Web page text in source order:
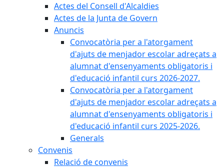
Actes del Consell d'Alcaldies
Actes de la Junta de Govern
Anuncis
Convocatòria per a l'atorgament
d'ajuts de menjador escolar adreçats a
alumnat d'ensenyaments obligatoris i
d'educació infantil curs 2026-2027.
Convocatòria per a l'atorgament
d'ajuts de menjador escolar adreçats a
alumnat d'ensenyaments obligatoris i
d'educació infantil curs 2025-2026.
Generals
Convenis
Relació de convenis